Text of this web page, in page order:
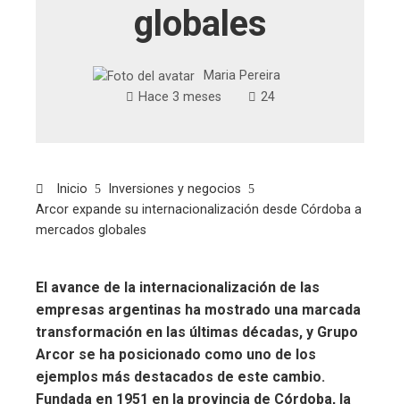
globales
Maria Pereira
Hace 3 meses
24
Inicio
Inversiones y negocios
Arcor expande su internacionalización desde Córdoba a
mercados globales
El avance de la internacionalización de las
empresas argentinas ha mostrado una marcada
transformación en las últimas décadas, y Grupo
Arcor se ha posicionado como uno de los
ejemplos más destacados de este cambio.
Fundada en 1951 en la provincia de Córdoba, la